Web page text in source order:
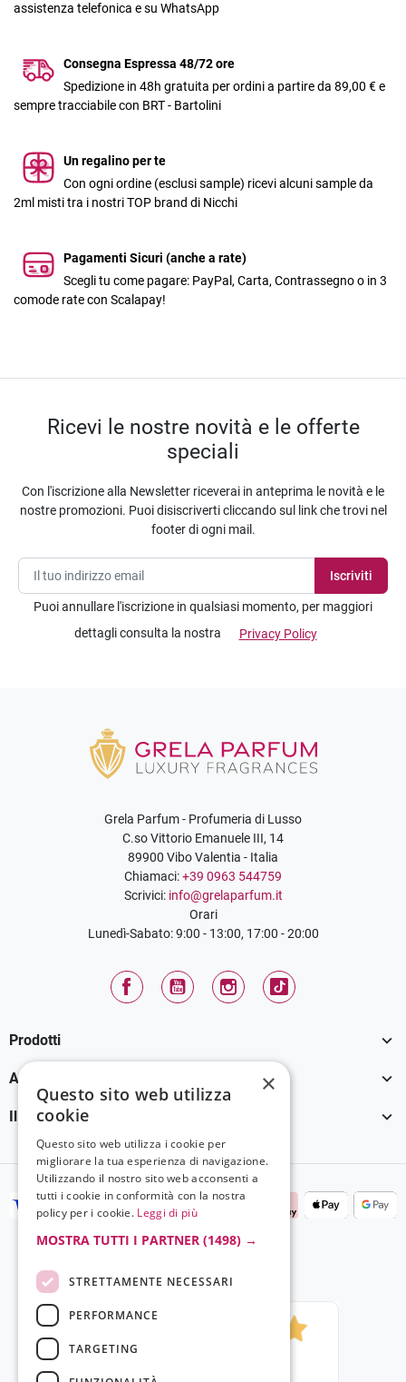
assistenza telefonica e su WhatsApp
Consegna Espressa 48/72 ore
Spedizione in 48h gratuita per ordini a partire da 89,00 € e
sempre tracciabile con BRT - Bartolini
Un regalino per te
Con ogni ordine (esclusi sample) ricevi alcuni sample da
2ml misti tra i nostri TOP brand di Nicchi
Pagamenti Sicuri (anche a rate)
Scegli tu come pagare: PayPal, Carta, Contrassegno o in 3
comode rate con Scalapay!
Ricevi le nostre novità e le offerte
speciali
Con l'iscrizione alla Newsletter riceverai in anteprima le novità e le
nostre promozioni. Puoi disiscriverti cliccando sul link che trovi nel
footer di ogni mail.
Puoi annullare l'iscrizione in qualsiasi momento, per maggiori
dettagli consulta la nostra
Privacy Policy
Grela Parfum - Profumeria di Lusso
C.so Vittorio Emanuele III, 14
89900 Vibo Valentia - Italia
Chiamaci:+39 0963 544759
Scrivici: info@grelaparfum.it
Orari
Lunedì-Sabato: 9:00 - 13:00, 17:00 - 20:00
FacebookYouTube InstagramTikTok
Prodotti 
Assistenza Clienti 
Il tuo account 
×
Questo sito web utilizza
cookie
Questo sito web utilizza i cookie per
migliorare la tua esperienza di navigazione.
Utilizzando il nostro sito web acconsenti a
tutti i cookie in conformità con la nostra
policy per i cookie. Leggi di più
MOSTRA TUTTI I PARTNER (1498) →
STRETTAMENTE NECESSARI
PERFORMANCE
TARGETING